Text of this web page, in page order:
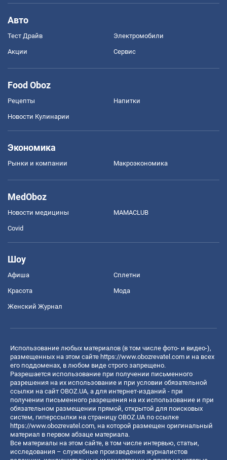
Футбол Баскетбол
Хоккей
Формула-1
Моя школа
ГДЗ
Онлайн уроки ДПА
ЗНО
Авто
Тест Драйв Электромобили
Акции Сервис
Food Oboz
Рецепты
Новости Кулинарии
Экономика
Рынки и компании Mакроэкономика
Covid
Шоу
Афиша Сплетни
Красота Мода
Женский Журнал